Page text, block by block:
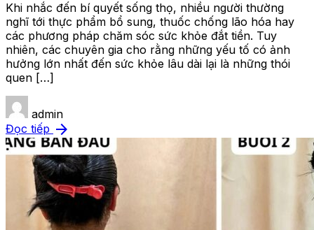
Khi nhắc đến bí quyết sống thọ, nhiều người thường
nghĩ tới thực phẩm bổ sung, thuốc chống lão hóa hay
các phương pháp chăm sóc sức khỏe đắt tiền. Tuy
nhiên, các chuyên gia cho rằng những yếu tố có ảnh
hưởng lớn nhất đến sức khỏe lâu dài lại là những thói
quen […]
admin
Đọc tiếp arrow_forward